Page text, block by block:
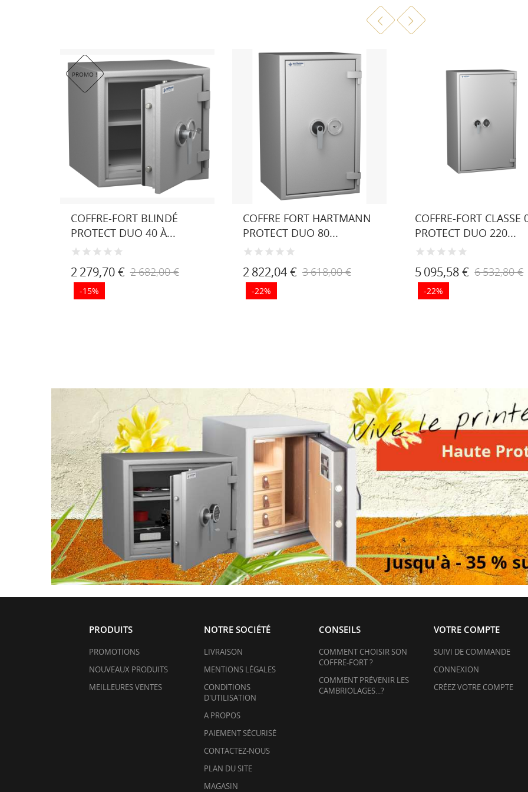
PROMO !
COFFRE-FORT BLINDÉ
PROTECT DUO 40 À...
2 279,70 € 2 682,00 €
-15%
COFFRE FORT HARTMANN
PROTECT DUO 80...
2 822,04 € 3 618,00 €
-22%
COFFRE-FORT CLASSE
PROTECT DUO 220...
5 095,58 € 6 532,80 €
-22%
PRODUITS
PROMOTIONS
NOUVEAUX PRODUITS
MEILLEURES VENTES
NOTRE SOCIÉTÉ
LIVRAISON
MENTIONS LÉGALES
CONDITIONS
D'UTILISATION
A PROPOS
PAIEMENT SÉCURISÉ
CONTACTEZ-NOUS
PLAN DU SITE
MAGASIN
CONSEILS
COMMENT CHOISIR SON
COFFRE-FORT ?
COMMENT PRÉVENIR LES
CAMBRIOLAGES...?
VOTRE COMPTE
SUIVI DE COMMANDE
CONNEXION
CRÉEZ VOTRE COMPTE